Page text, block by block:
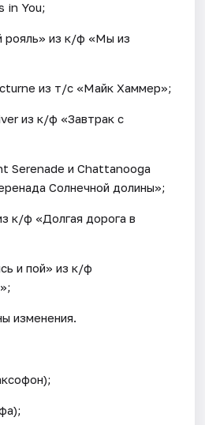
in You;
из к/ф «Мы из
из т/с «Майк Хаммер»;
из к/ф «Завтрак с
Serenade и Chattanooga
Солнечной долины»;
к/ф «Долгая дорога в
и пой» из к/ф
изменения.